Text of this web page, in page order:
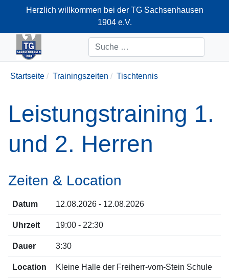
Herzlich willkommen bei der TG Sachsenhausen
1904 e.V.
+49-69-66374712
Suchen
Startseite Trainingszeiten Tischtennis
Leistungstraining 1.
und 2. Herren
Zeiten & Location
Datum 12.08.2026 - 12.08.2026
Uhrzeit 19:00 - 22:30
Dauer 3:30
Location Kleine Halle der Freiherr-vom-Stein Schule